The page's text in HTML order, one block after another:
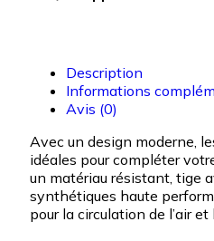
Description
Informations
Avis (0)
Avec un design moderne,
idéales pour compléter
un matériau résistant, tige
synthétiques haute
pour la circulation de l’air